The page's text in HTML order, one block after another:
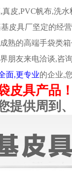
皮,PVC帆布,洗
皮具厂坚定的经
熟的高端手袋类
朋友来电洽谈,咨
面,更专业的企业,
皮具产品
提供周到